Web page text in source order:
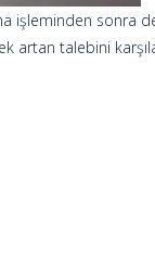
işleminden sonra
artan talebini